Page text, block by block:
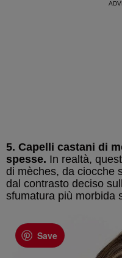
5. Capelli castani di
spesse. In realtà,
di mèches, da ciocche
dal contrasto deciso
sfumatura più morbida
Save